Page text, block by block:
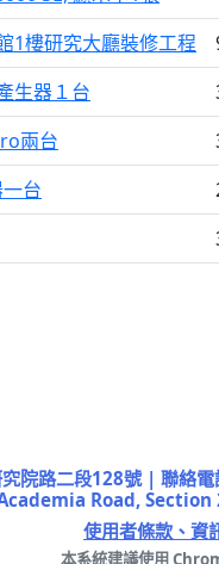
1樓研究大廳裝修工程
生器１台
兩台
台
究院路二段128號 | 聯
Road,
使用者條款、資
本系統建議使用